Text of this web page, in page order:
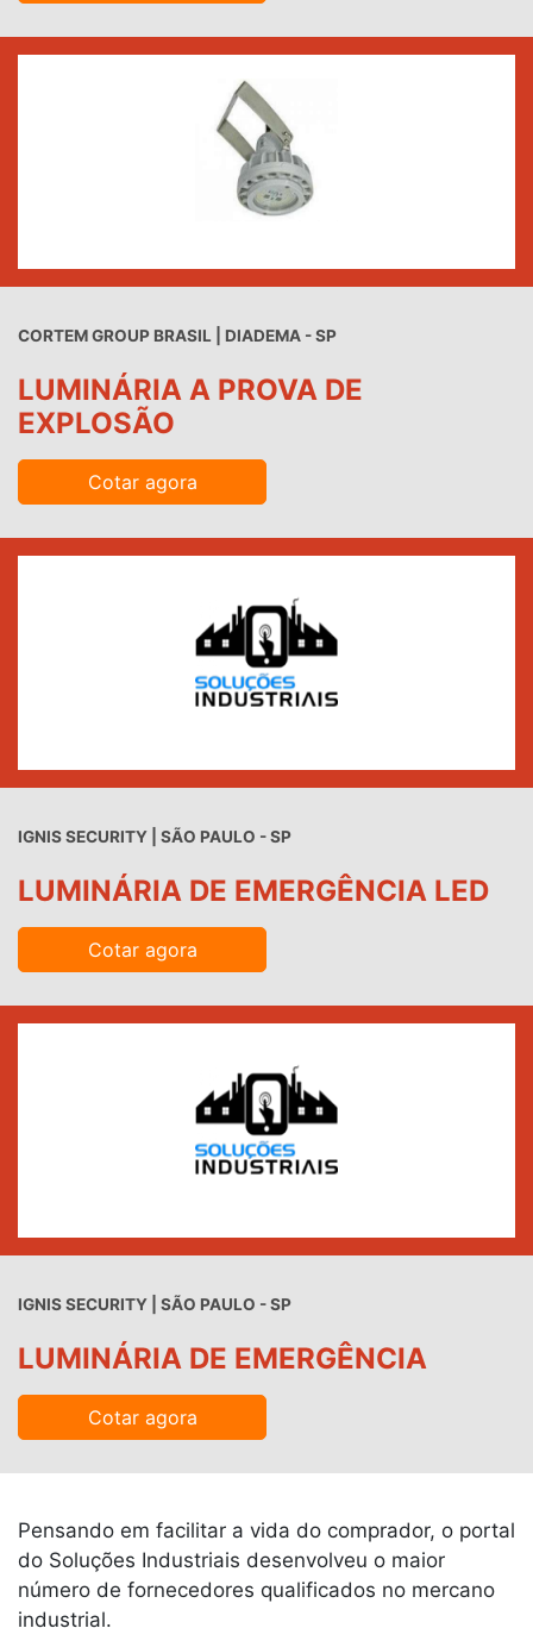
CORTEM GROUP BRASIL | DIADEMA - SP
LUMINÁRIA A PROVA DE
EXPLOSÃO
Cotar agora
IGNIS SECURITY | SÃO PAULO - SP
LUMINÁRIA DE EMERGÊNCIA LED
Cotar agora
IGNIS SECURITY | SÃO PAULO - SP
LUMINÁRIA DE EMERGÊNCIA
Cotar agora
Pensando em facilitar a vida do comprador, o portal
do Soluções Industriais desenvolveu o maior
número de fornecedores qualificados no mercano
industrial.